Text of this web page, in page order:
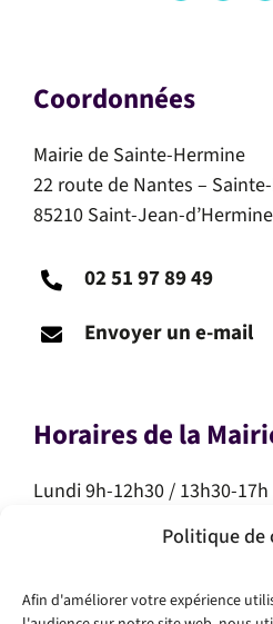
Politique de
Afin d'améliorer votre expérience
Coordonnées
Mairie de Sainte-Hermine
22 route de Nantes –
85210 Saint-Jean-d’Hermine
02 51 97 89 49
Envoyer un e-mail
Horaires de la
Lundi 9h-12h30 / 13h30-17h
Mercredi 9h-12h30
Vendredi 9h-12h30 / 13h30-